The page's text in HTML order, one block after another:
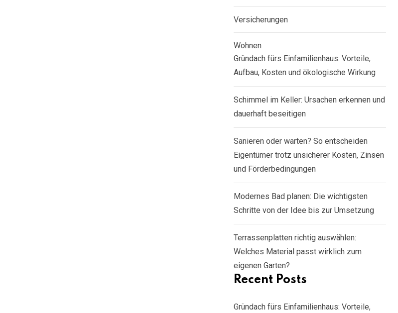
Versicherungen
Wohnen
Gründach fürs Einfamilienhaus: Vorteile,
Aufbau, Kosten und ökologische Wirkung
Schimmel im Keller: Ursachen erkennen und
dauerhaft beseitigen
Sanieren oder warten? So entscheiden
Eigentümer trotz unsicherer Kosten, Zinsen
und Förderbedingungen
Modernes Bad planen: Die wichtigsten
Schritte von der Idee bis zur Umsetzung
Terrassenplatten richtig auswählen:
Welches Material passt wirklich zum
eigenen Garten?
Recent Posts
Gründach fürs Einfamilienhaus: Vorteile,